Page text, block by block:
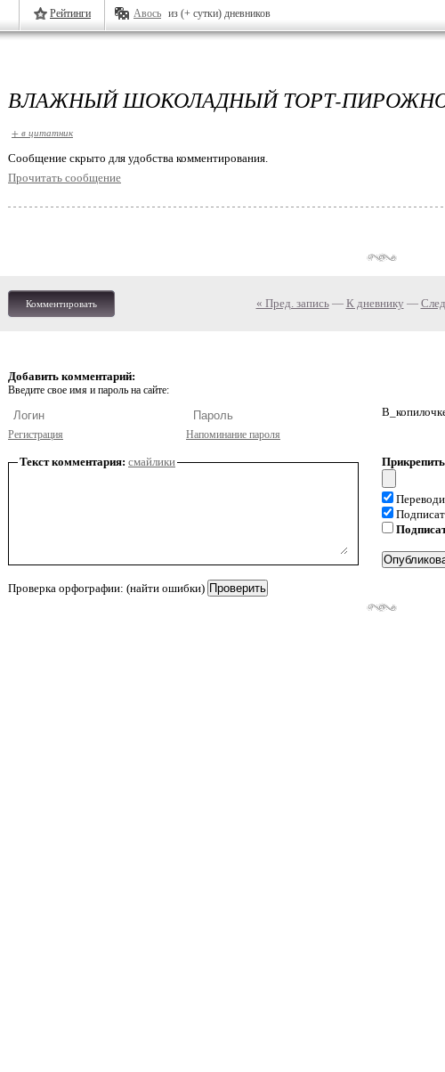
Рейтинги Авось из (+ сутки) дневников
ВЛАЖНЫЙ ШОКОЛАДНЫЙ ТОРТ-
+ в цитатник
Cообщение скрыто для удобства комментирования.
Прочитать сообщение
Комментировать « Пред. запись— К дневнику —
Добавить комментарий:
Введите свое имя и пароль на сайте:
Регистрация Напоминание пароля
Текст комментария: смайлики
Проверка орфографии: (найти ошибки)